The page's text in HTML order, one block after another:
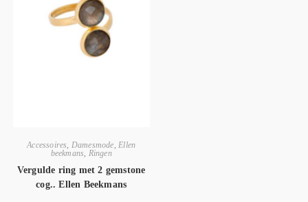
Accessoires Damesmode Ellen
beekmans
Ringen
Vergulde ring met 2 gemstone
cog.. Ellen Beekmans